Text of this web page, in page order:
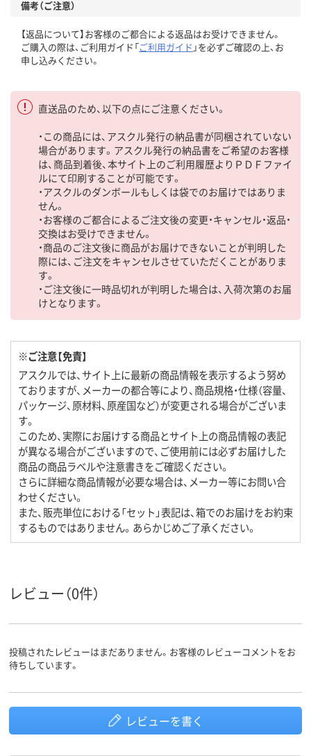
備考（ご注意）
【返品について】お客様のご都合による返品はお受けできません。
ご購入の際は、ご利用ガイド「ご利用ガイド 」を必ずご確認の上、お
申し込みください。
直送品のため、以下の点にご注意ください。
・この商品には、アスクル発行の納品書が同梱されていない
場合があります。アスクル発行の納品書をご希望のお客様
は、商品到着後、本サイト上のご利用履歴よりＰＤＦファイ
ルにて印刷することが可能です。
・アスクルのダンボールもしくは袋でのお届けではありま
せん。
・お客様のご都合によるご注文後の変更・キャンセル・返品・
交換はお受けできません。
・商品のご注文後に商品がお届けできないことが判明した
際には、ご注文をキャンセルさせていただくことがありま
す。
・ご注文後に一時品切れが判明した場合は、入荷次第のお届
けとなります。
※ご注意【免責】
アスクルでは、サイト上に最新の商品情報を表示するよう努め
ておりますが、メーカーの都合等により、商品規格・仕様（容量、
パッケージ、原材料、原産国など）が変更される場合がございま
す。
このため、実際にお届けする商品とサイト上の商品情報の表記
が異なる場合がございますので、ご使用前には必ずお届けした
商品の商品ラベルや注意書きをご確認ください。
さらに詳細な商品情報が必要な場合は、メーカー等にお問い合
わせください。
また、販売単位における「セット」表記は、箱でのお届けをお約束
するものではありません。あらかじめご了承ください。
レビュー（0件）
投稿されたレビューはまだありません。お客様のレビューコメントをお
待ちしています。
レビューを書く